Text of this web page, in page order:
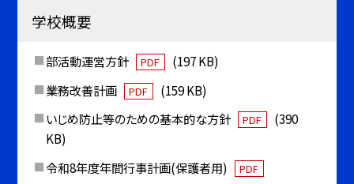
学校概要
部活動運営方針 PDF
(197 KB)
業務改善計画
PDF
(159 KB)
いじめ防止等のための基本的な方針
PDF
(390
KB)
令和8年度年間行事計画(保護者用)
PDF